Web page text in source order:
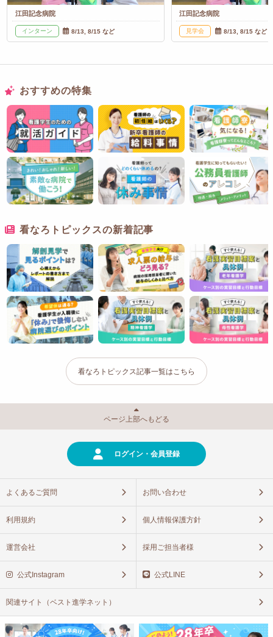
江田記念病院
インターン 8/13, 8/15 など
江田記念病院
見学会 8/13, 8/15 など
おすすめの特集
看なろトピックスの新着記事
看なろトピックス記事一覧はこちら
ページ上部へもどる
ログイン・会員登録
よくあるご質問 お問い合わせ
利用規約 個人情報保護方針
運営会社 採用ご担当者様
公式Instagram 公式LINE
関連サイト（ベスト進学ネット）